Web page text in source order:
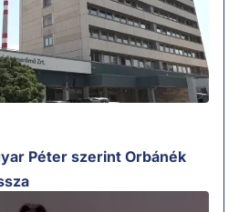
Péter szerint Orbánék